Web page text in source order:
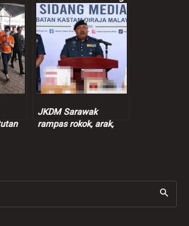
peniaga nasi bajet
JKDM Sarawak
rampas rokok, arak,